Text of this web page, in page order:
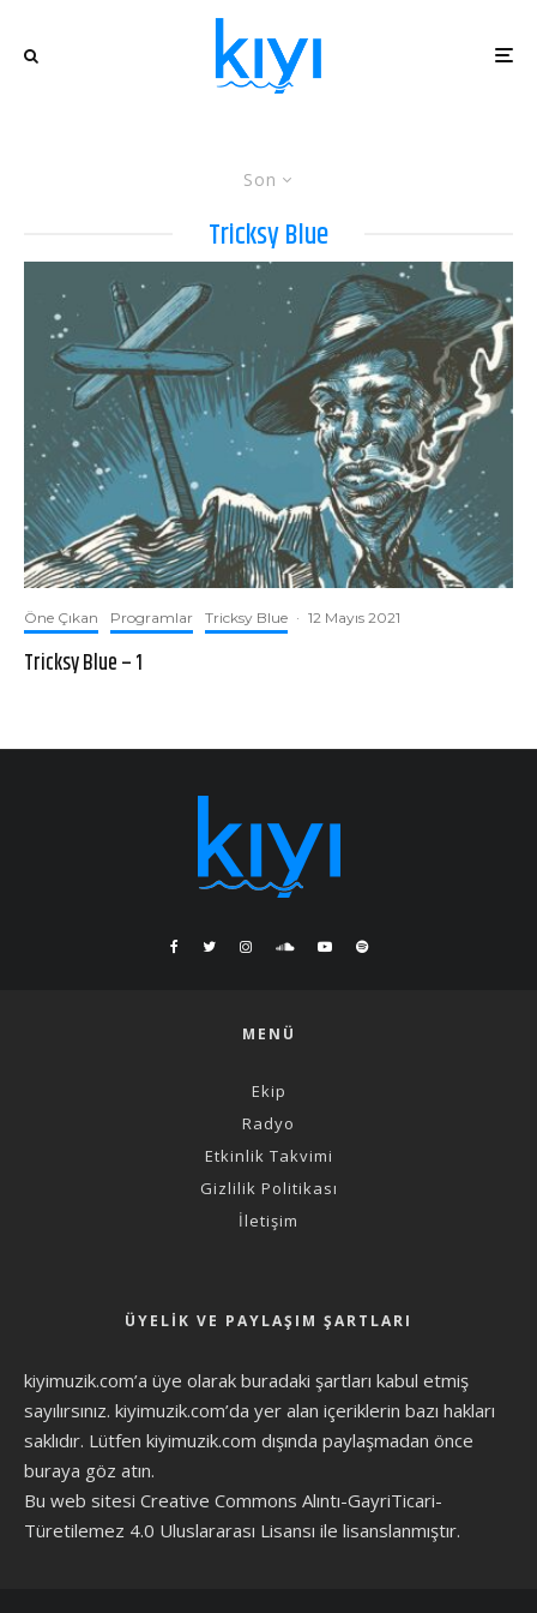
Son
Tricksy Blue
Öne Çıkan Programlar Tricksy Blue · 12 Mayıs 2021
Tricksy Blue – 1
MENÜ
Ekip
Radyo
Etkinlik Takvimi
Gizlilik Politikası
İletişim
ÜYELIK VE PAYLAŞIM ŞARTLARI
kiyimuzik.com’a üye olarak buradaki şartları kabul etmiş
sayılırsınız. kiyimuzik.com’da yer alan içeriklerin bazı hakları
saklıdır. Lütfen kiyimuzik.com dışında paylaşmadan önce
buraya göz atın.
Bu web sitesi Creative Commons Alıntı-GayriTicari-
Türetilemez 4.0 Uluslararası Lisansı ile lisanslanmıştır.